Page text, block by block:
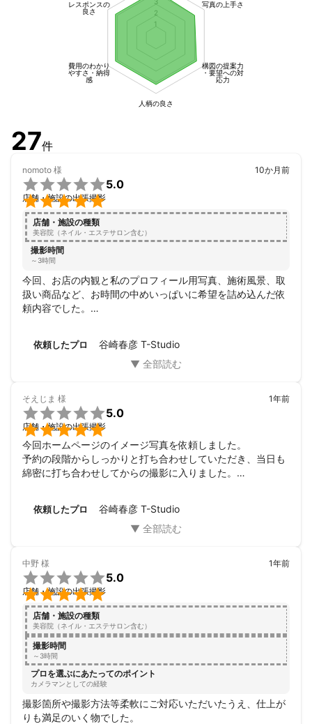
写真の上手さ
構図の提案力
・要望への対
応力
人柄の良さ
費用のわかり
やすさ・納得
感
レスポンスの
良さ
1
2
27件
nomoto 様


5.0
店舗・施設の出張撮影
10か月前
店舗・施設の種類
美容院（ネイル・エステサロン含む）
撮影時間
～3時間
今回、お店の内観と私のプロフィール用写真、施術風景、取
扱い商品など、お時間の中めいっぱいに希望を詰め込んだ依
頼内容でした。
る方の中で、内観や外観も、人物の撮影も両方をこなされ、
口コミでもその両方の評価が高かったこちらにお願いするこ
り、カメラを向けられる事が苦手な私をなんとか笑顔で撮影
してくださったり、要望を詰め込みすぎてお時間を延長して
もらったりと、本当に感謝ばかりです。
仕上がりも納品時に明るさや色味の調整なども聞いてくださ
り、快くご対応くださいました。
迷っていらっしゃる方は、是非ご相談されてみることをおす
私もまた撮影することがありましたら、是非お世話になりた
いと思います。
今回はありがとうございました。
依頼したプロ 谷崎春彦 T-Studio
そえじま 様


5.0
店舗・施設の出張撮影
1年前
今回ホームページのイメージ写真を依頼しました。
予約の段階からしっかりと打ち合わせしていただき、当日も
綿密に打ち合わせしてからの撮影に入りました。
3時間があっという間に楽しく終わり、また時間が押してい
るにもかかわらず嫌な顔一つもせず快く受けていただきまし
また撮影等あったら頼みたいと思える素晴らしいカメラマン
です。
依頼したプロ 谷崎春彦 T-Studio
中野 様


5.0
店舗・施設の出張撮影
1年前
店舗・施設の種類
美容院（ネイル・エステサロン含む）
撮影時間
～3時間
プロを選ぶにあたってのポイント
カメラマンとしての経験
撮影箇所や撮影方法等柔軟にご対応いただいたうえ、仕上が
りも満足のいく物でした。